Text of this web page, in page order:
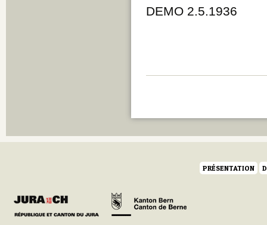
DEMO 2.5.1936
PRÉSENTATION